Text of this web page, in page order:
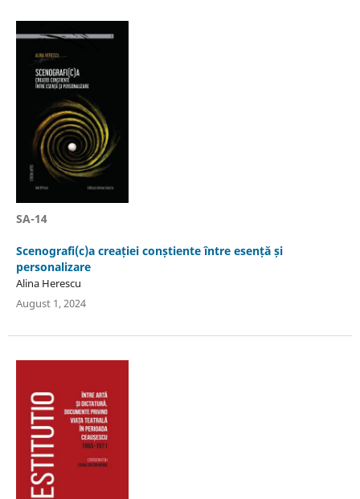
SA-14
Scenografi(c)a creației conștiente între esență și
personalizare
Alina Herescu
August 1, 2024